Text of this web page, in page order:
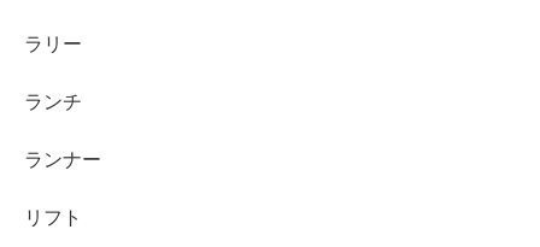
ラリー
ランチ
ランナー
リフト